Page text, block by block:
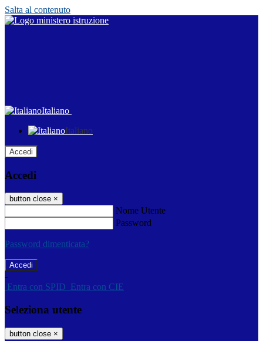
Salta al contenuto
Italiano
Italiano
Accedi
Accedi
button close ×
Nome Utente
Password
Password dimenticata?
-
Entra con SPID Entra con CIE
Seleziona utente
button close ×